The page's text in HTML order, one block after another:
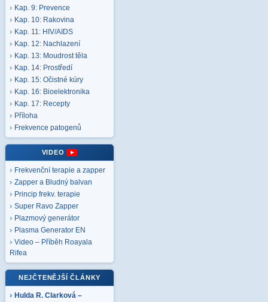
Kap. 9: Prevence
Kap. 10: Rakovina
Kap. 11: HIV/AIDS
Kap. 12: Nachlazení
Kap. 13: Moudrost těla
Kap. 14: Prostředí
Kap. 15: Očistné kúry
Kap. 16: Bioelektronika
Kap. 17: Recepty
Příloha
Frekvence patogenů
VIDEO
Frekvenční terapie a zapper
Zapper a Bludný balvan
Princip frekv. terapie
Super Ravo Zapper
Plazmový generátor
Plasma Generator EN
Video – Příběh Roayala
Rifea
NEJČTENĚJŠÍ ČLÁNKY
Hulda R. Clarková –